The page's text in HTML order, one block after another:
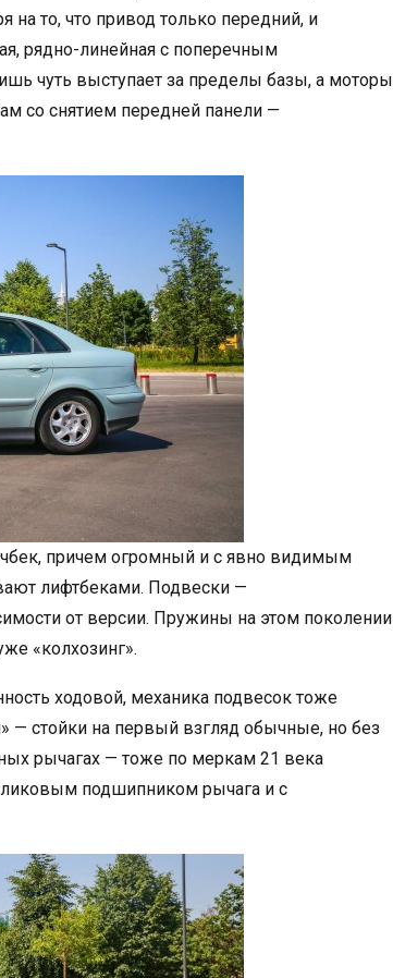
на то, что привод только передний, и
рядно-линейная с поперечным
чуть выступает за пределы базы, а моторы
со снятием передней панели —
причем огромный и с явно видимым
лифтбеками. Подвески —
от версии. Пружины на этом поколении
«колхозинг».
ходовой, механика подвесок тоже
— стойки на первый взгляд обычные, но без
рычагах — тоже по меркам 21 века
подшипником рычага и с